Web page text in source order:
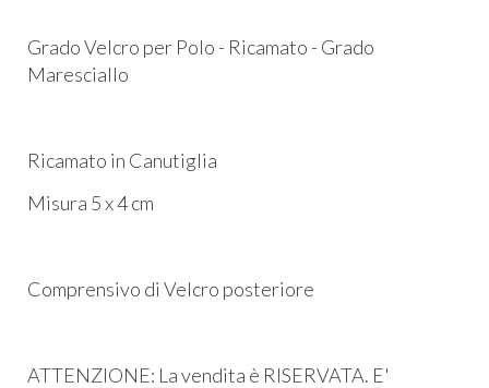
Grado Velcro per Polo - Ricamato - Grado
Maresciallo
Ricamato in Canutiglia
Misura 5 x 4 cm
Comprensivo di Velcro posteriore
ATTENZIONE: La vendita è RISERVATA. E'